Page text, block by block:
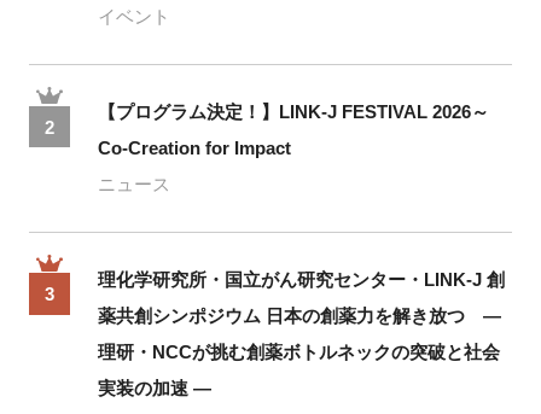
イベント
2
【プログラム決定！】LINK-J FESTIVAL 2026～
Co-Creation for Impact
ニュース
3
理化学研究所・国立がん研究センター・LINK-J 創
薬共創シンポジウム 日本の創薬力を解き放つ ―
理研・NCCが挑む創薬ボトルネックの突破と社会
実装の加速 ―